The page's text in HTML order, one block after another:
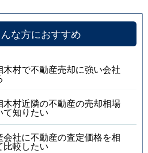
な方におすすめ
木村で不動産売却に強い会社
木村近隣の不動産の売却相場
て知りたい
会社に不動産の査定価格を相
比較したい